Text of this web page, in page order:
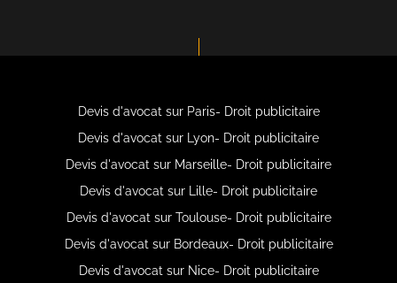
Devis d'avocat sur Paris- Droit publicitaire
Devis d'avocat sur Lyon- Droit publicitaire
Devis d'avocat sur Marseille- Droit publicitaire
Devis d'avocat sur Lille- Droit publicitaire
Devis d'avocat sur Toulouse- Droit publicitaire
Devis d'avocat sur Bordeaux- Droit publicitaire
Devis d'avocat sur Nice- Droit publicitaire